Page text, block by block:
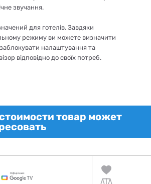
звучання.
для готелів. Завдяки
режиму ви можете визначити
заблокувати налаштування та
відповідно до своїх потреб.
товар может